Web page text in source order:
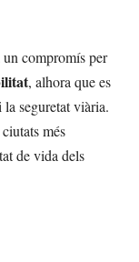
compromís per
, alhora que es
seguretat viària.
més
de vida dels